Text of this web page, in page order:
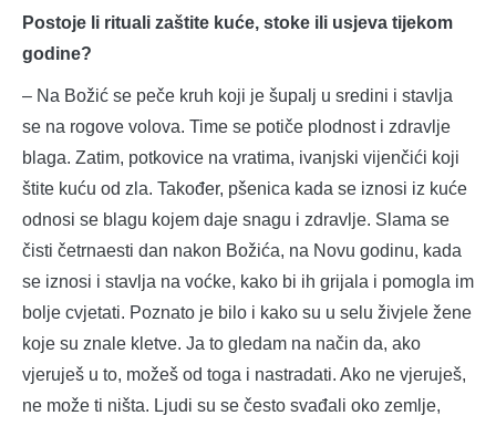
Postoje li rituali zaštite kuće, stoke ili usjeva tijekom
godine?
– Na Božić se peče kruh koji je šupalj u sredini i stavlja
se na rogove volova. Time se potiče plodnost i zdravlje
blaga. Zatim, potkovice na vratima, ivanjski vijenčići koji
štite kuću od zla. Također, pšenica kada se iznosi iz kuće
odnosi se blagu kojem daje snagu i zdravlje. Slama se
čisti četrnaesti dan nakon Božića, na Novu godinu, kada
se iznosi i stavlja na voćke, kako bi ih grijala i pomogla im
bolje cvjetati. Poznato je bilo i kako su u selu živjele žene
koje su znale kletve. Ja to gledam na način da, ako
vjeruješ u to, možeš od toga i nastradati. Ako ne vjeruješ,
ne može ti ništa. Ljudi su se često svađali oko zemlje,